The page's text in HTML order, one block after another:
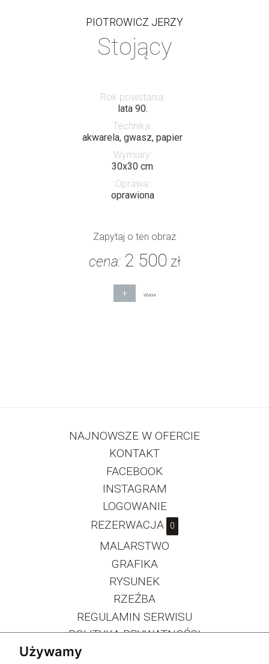
Używamy
PIOTROWICZ JERZY
Stojący
Rok powstania:
lata 90.
Technika:
akwarela, gwasz, papier
Wymiary:
30x30 cm
Oprawa:
oprawiona
Zapytaj o ten obraz
cena: 2 500 zł
+ Wybór
NAJNOWSZE W OFERCIE
KONTAKT
FACEBOOK
INSTAGRAM
LOGOWANIE
REZERWACJA
0
MALARSTWO
GRAFIKA
RYSUNEK
RZEŹBA
REGULAMIN SERWISU
POLITYKA PRYWATNOŚCI